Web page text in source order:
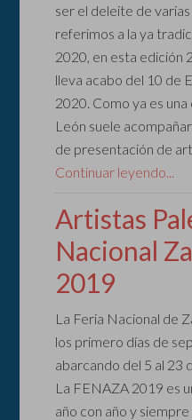
ser el deleite de
referimos a la ya
2020, en esta edición
lleva acabo del 10 de
2020. Como ya es
León suele
de presentación de
Continuar leyendo...
Artistas
Nacional
2019
La Feria Nacional de
los primero días de
abarcando del 5 al 23
La FENAZA 2019 es
año con año y